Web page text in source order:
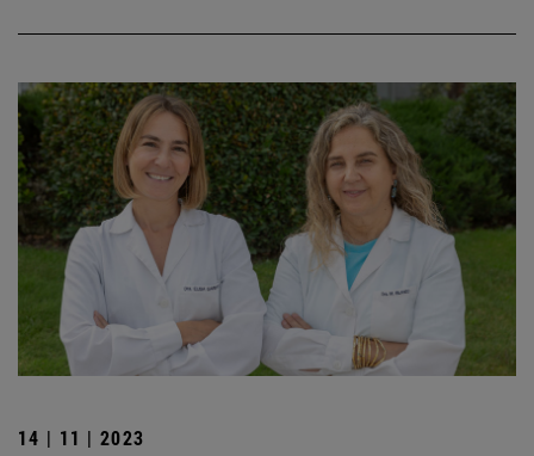
14 | 11 | 2023